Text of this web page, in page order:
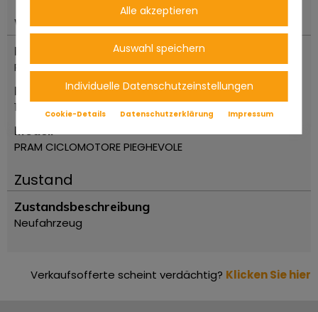
Wichtiges
Marke
Pram
Erstzulassung Jahr
1979
Modell
PRAM CICLOMOTORE PIEGHEVOLE
Zustand
Zustandsbeschreibung
Neufahrzeug
Verkaufsofferte scheint verdächtig? Klicken Sie hier
Alle akzeptieren
Auswahl speichern
Individuelle Datenschutzeinstellungen
Cookie-Details Datenschutzerklärung Impressum